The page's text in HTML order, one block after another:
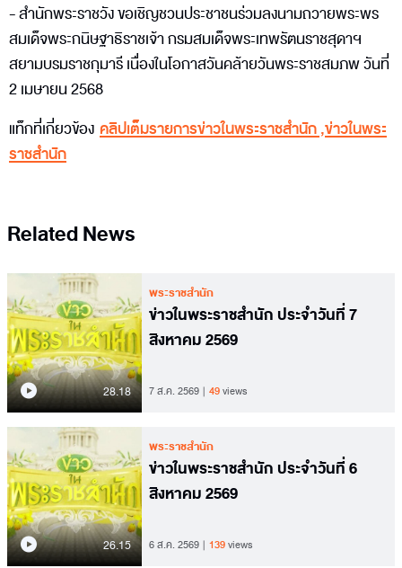
- สำนักพระราชวัง ขอเชิญชวนประชาชนร่วมลงนามถวายพระพร
สมเด็จพระกนิษฐาธิราชเจ้า กรมสมเด็จพระเทพรัตนราชสุดาฯ
สยามบรมราชกุมารี เนื่องในโอกาสวันคล้ายวันพระราชสมภพ วันที่
2 เมษายน 2568
แท็กที่เกี่ยวข้อง คลิปเต็มรายการข่าวในพระราชสำนัก,ข่าวในพระ
ราชสำนัก
Related News
28.18
พระราชสำนัก
ข่าวในพระราชสำนัก ประจำวันที่ 7
สิงหาคม 2569
7 ส.ค. 2569 49views
26.15
พระราชสำนัก
ข่าวในพระราชสำนัก ประจำวันที่ 6
สิงหาคม 2569
6 ส.ค. 2569 139views